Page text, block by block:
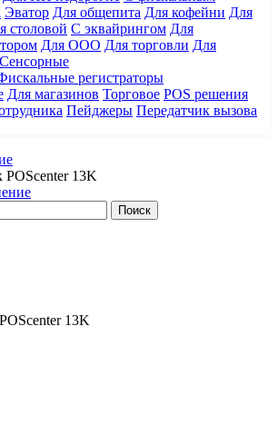
Эватор Для общепита Для кофейни Для
столовой С эквайрингом Для
Для ООО Для торговли Для
Сенсорные
регистраторы
Для магазинов Торговое POS решения
Пейджеры Передатчик вызова
13K
13K